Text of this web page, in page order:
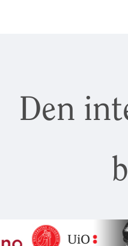
Den